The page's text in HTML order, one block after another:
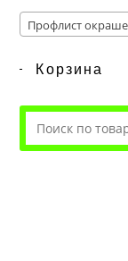
Профлист
Корзина